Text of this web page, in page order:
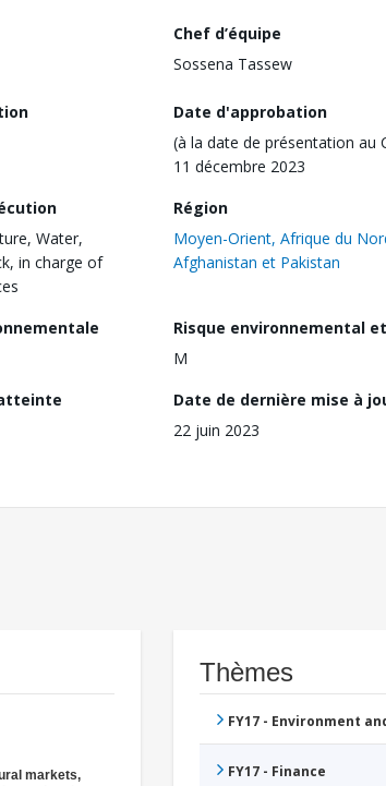
Chef d’équipe
Sossena Tassew
Date d'approbation
(à la date de présentation au
11 décembre 2023
Water,
in charge of
Région
Moyen-Orient, Afrique du
Afghanistan et Pakistan
Risque environnemental
M
Date de dernière mise à
22 juin 2023
markets,
Thèmes
FY17 - Environment
FY17 - Finance